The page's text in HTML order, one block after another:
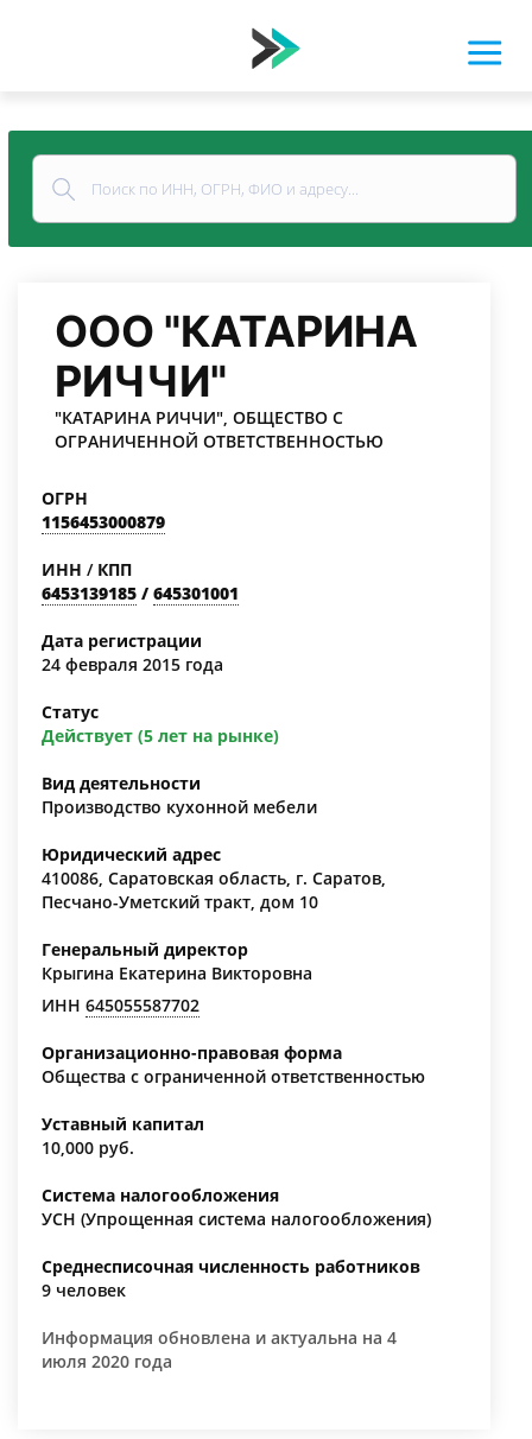
ООО "КАТАРИНА
РИЧЧИ"
"КАТАРИНА РИЧЧИ", ОБЩЕСТВО С
ОГРАНИЧЕННОЙ ОТВЕТСТВЕННОСТЬЮ
ОГРН
1156453000879
ИНН / КПП
6453139185 / 645301001
Дата регистрации
24 февраля 2015 года
Статус
Действует (5 лет на рынке)
Вид деятельности
Производство кухонной мебели
Юридический адрес
410086, Саратовская область, г. Саратов,
Песчано-Уметский тракт, дом 10
Генеральный директор
Крыгина Екатерина Викторовна
ИНН 645055587702
Организационно-правовая форма
Общества с ограниченной ответственностью
Уставный капитал
10,000 руб.
Система налогообложения
УСН (Упрощенная система налогообложения)
Среднесписочная численность работников
9 человек
Информация обновлена и актуальна на 4
июля 2020 года